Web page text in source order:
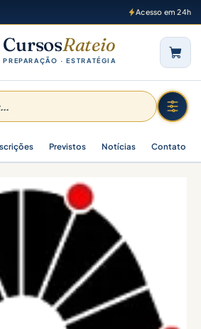
Acesso em 24h
CursosRateio
PREPARAÇÃO · ESTRATÉGIA
Previstos Notícias Contato